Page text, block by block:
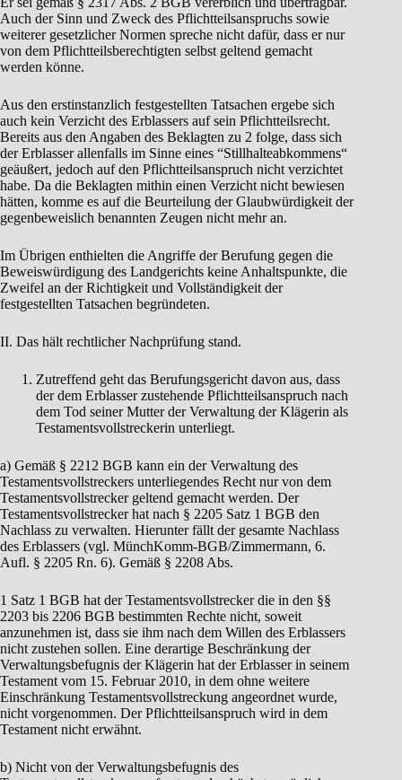
Auch der Sinn und Zweck des Pflichtteilsanspruchs sowie
weiterer gesetzlicher Normen spreche nicht dafür, dass er nur
von dem Pflichtteilsberechtigten selbst geltend gemacht
werden könne.
Aus den erstinstanzlich festgestellten Tatsachen ergebe sich
auch kein Verzicht des Erblassers auf sein Pflichtteilsrecht.
Bereits aus den Angaben des Beklagten zu 2 folge, dass sich
der Erblasser allenfalls im Sinne eines “Stillhalteabkommens“
geäußert, jedoch auf den Pflichtteilsanspruch nicht verzichtet
habe. Da die Beklagten mithin einen Verzicht nicht bewiesen
hätten, komme es auf die Beurteilung der Glaubwürdigkeit der
gegenbeweislich benannten Zeugen nicht mehr an.
Im Übrigen enthielten die Angriffe der Berufung gegen die
Beweiswürdigung des Landgerichts keine Anhaltspunkte, die
Zweifel an der Richtigkeit und Vollständigkeit der
festgestellten Tatsachen begründeten.
II. Das hält rechtlicher Nachprüfung stand.
Zutreffend geht das Berufungsgericht davon aus, dass
der dem Erblasser zustehende Pflichtteilsanspruch nach
dem Tod seiner Mutter der Verwaltung der Klägerin als
Testamentsvollstreckerin unterliegt.
a) Gemäß § 2212 BGB kann ein der Verwaltung des
Testamentsvollstreckers unterliegendes Recht nur von dem
Testamentsvollstrecker geltend gemacht werden. Der
Testamentsvollstrecker hat nach § 2205 Satz 1 BGB den
Nachlass zu verwalten. Hierunter fällt der gesamte Nachlass
des Erblassers (vgl. MünchKomm-BGB/Zimmermann, 6.
Aufl. § 2205 Rn. 6). Gemäß § 2208 Abs.
1 Satz 1 BGB hat der Testamentsvollstrecker die in den §§
2203 bis 2206 BGB bestimmten Rechte nicht, soweit
anzunehmen ist, dass sie ihm nach dem Willen des Erblassers
nicht zustehen sollen. Eine derartige Beschränkung der
Verwaltungsbefugnis der Klägerin hat der Erblasser in seinem
Testament vom 15. Februar 2010, in dem ohne weitere
Einschränkung Testamentsvollstreckung angeordnet wurde,
nicht vorgenommen. Der Pflichtteilsanspruch wird in dem
Testament nicht erwähnt.
b) Nicht von der Verwaltungsbefugnis des